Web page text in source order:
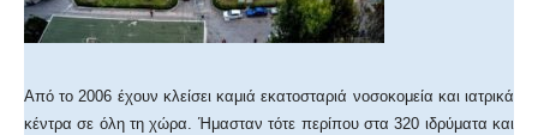
Από το 2006 έχουν κλείσει καμιά εκατοσταριά νοσοκομεία και ιατρικά
κέντρα σε όλη τη χώρα. Ήμασταν τότε περίπου στα 320 ιδρύματα και